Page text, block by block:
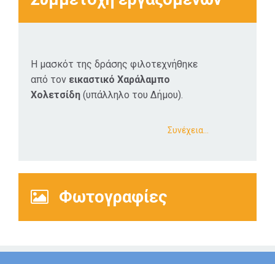
Τεκμηρίωσης.
Η μασκότ της δράσης φιλοτεχνήθηκε
από τον εικαστικό Χαράλαμπο
Xολετσίδη (υπάλληλο του Δήμου).
Συνέχεια…
Φωτογραφίες